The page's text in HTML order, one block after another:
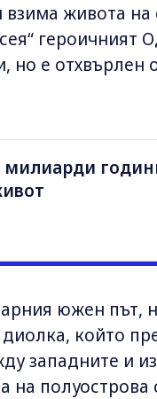
взима живота
героичният
но е отхвърлен
милиарди
южен път,
който
западните и
на